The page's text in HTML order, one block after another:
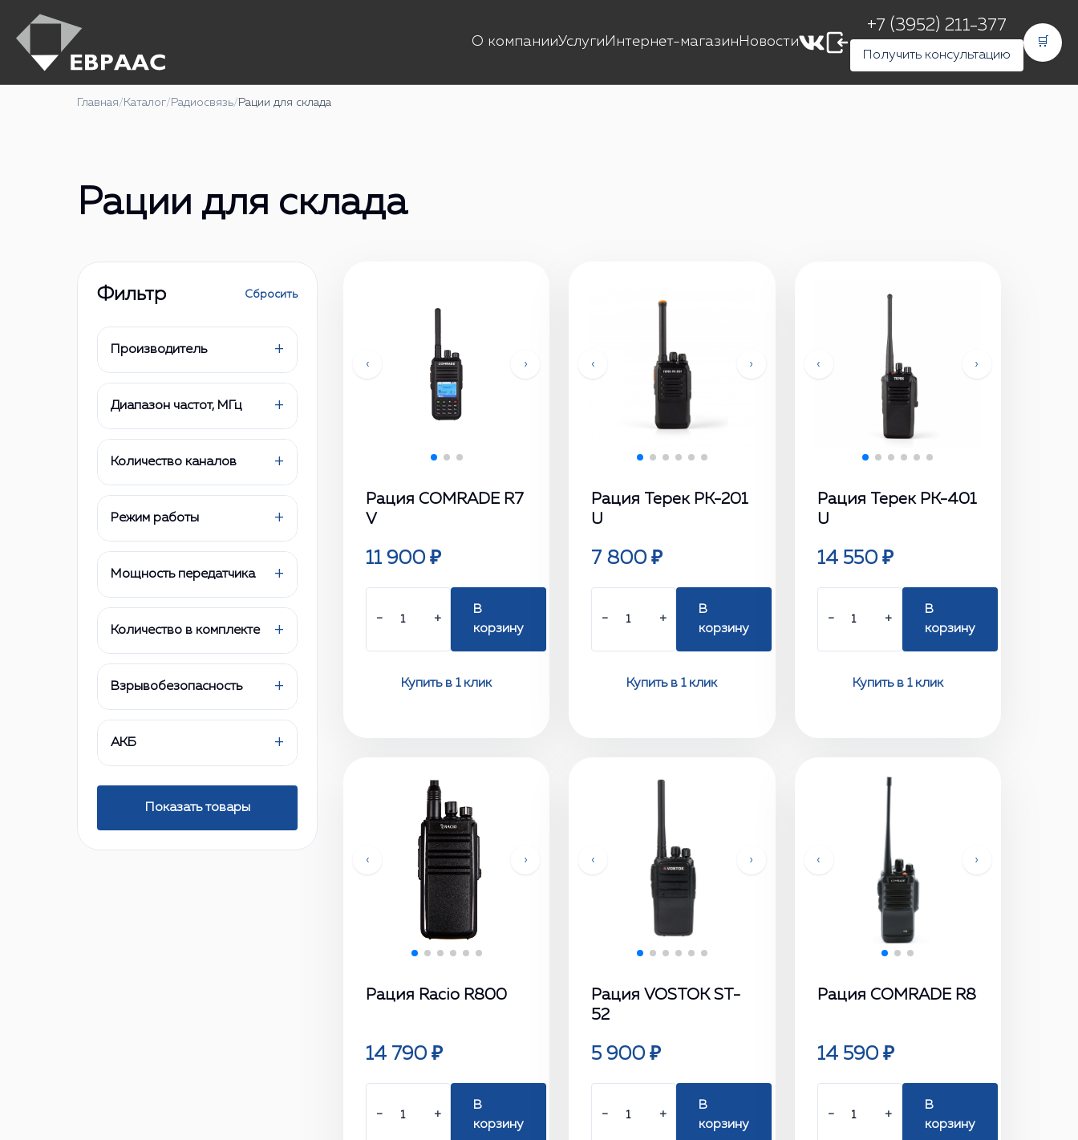
О компанииУслуги Интернет-магазин Новости
+7 (3952) 211-377
Получить консультацию
🛒
Главная/ Каталог/ Радиосвязь/ Рации для склада
Рации для склада
Фильтр Сбросить
Производитель +
Диапазон частот, МГц +
Количество каналов +
Режим работы +
Мощность передатчика +
Количество в комплекте +
Взрывобезопасность +
АКБ +
Показать товары
‹ ›
Рация COMRADE R7
V
11 900 ₽
− +
В
корзину
Купить в 1 клик
‹ ›
Рация Терек РК-201
U
7 800 ₽
− +
В
корзину
Купить в 1 клик
‹ ›
Рация Терек РК-401
U
14 550 ₽
− +
В
корзину
Купить в 1 клик
‹ ›
Рация Racio R800
14 790 ₽
− +
В
корзину
‹ ›
Рация VOSTOK ST-
52
5 900 ₽
− +
В
корзину
‹ ›
Рация COMRADE R8
14 590 ₽
− +
В
корзину